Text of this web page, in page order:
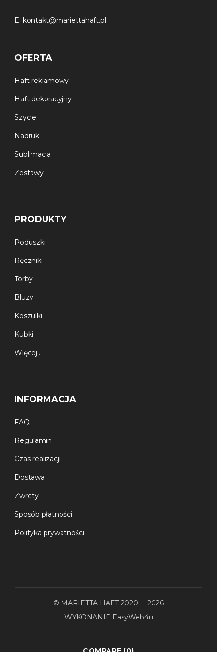
wykończona ozdobną wypustką.
Wypełnienie
E: kontakt@mariettahaft.pl
OFERTA
Haft reklamowy
Haft dekoracyjny
Szycie
Nadruk
Sublimacja
Zestawy
PRODUKTY
Poduszki
Ręczniki
Torby
Bluzy
Koszulki
Kubki
Więcej…
INFORMACJA
FAQ
Regulamin
Czas realizacji
Dostawa
Zwroty
Sposób płatności
Polityka prywatności
© MARIETTA HAFT 2020 – 2026
WYKONANIE EasyWeb4u